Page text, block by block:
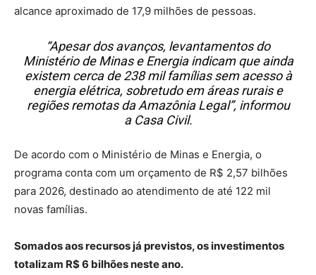
alcance aproximado de 17,9 milhões de pessoas.
“Apesar dos avanços, levantamentos do
Ministério de Minas e Energia indicam que ainda
existem cerca de 238 mil famílias sem acesso à
energia elétrica, sobretudo em áreas rurais e
regiões remotas da Amazônia Legal”, informou
a Casa Civil.
De acordo com o Ministério de Minas e Energia, o
programa conta com um orçamento de R$ 2,57 bilhões
para 2026, destinado ao atendimento de até 122 mil
novas famílias.
Somados aos recursos já previstos, os investimentos
totalizam R$ 6 bilhões neste ano.